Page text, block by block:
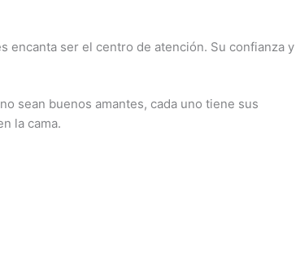
encanta ser el centro de atención. Su confianza y
sean buenos amantes, cada uno tiene sus
la cama.